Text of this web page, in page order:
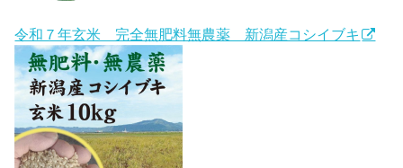
令和７年玄米 完全無肥料無農薬 新潟産コシイブキ